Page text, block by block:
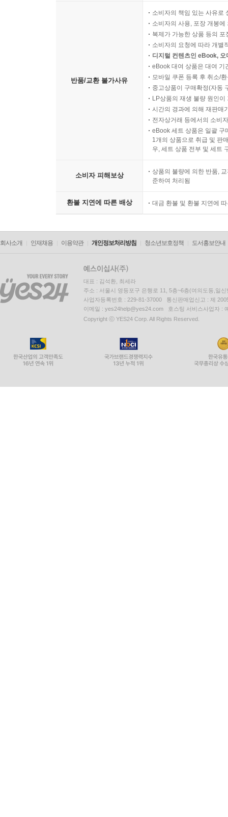
반품/교환 불가사유
소비자의 책임 있는 사유로
소비자의 사용, 포장 개봉
복제가 가능한 상품 등의
소비자의 요청에 따라 개별
디지털 컨텐츠인 eBook,
eBook 대여 상품은 대여 기
모바일 쿠폰 등록 후 취소/
중고상품이 구매확정(자동
LP상품의 재생 불량 원인
시간의 경과에 의해 재판매
전자상거래 등에서의 소비
eBook 세트 상품은 일괄 구
1개의 상품으로 취급 및 판
우, 세트 상품 전부 및 세트
소비자 피해보상
상품의 불량에 의한 반품,
준하여 처리됨
환불 지연에 따른 배상 대금 환불 및 환불 지연에
회사소개 인재채용 이용약관 개인정보처리방침 청소년보호정책 도서홍보안내
대표 : 김석환, 최세라
주소 : 서울시 영등포구 은행로 11, 5층~6층(여의도동,일신
사업자등록번호 : 229-81-37000 통신판매업신고 : 제
이메일 : yes24help@yes24.com 호스팅 서비스사업자 :
Copyright ⓒ YES24 Corp. All Rights Reserved.